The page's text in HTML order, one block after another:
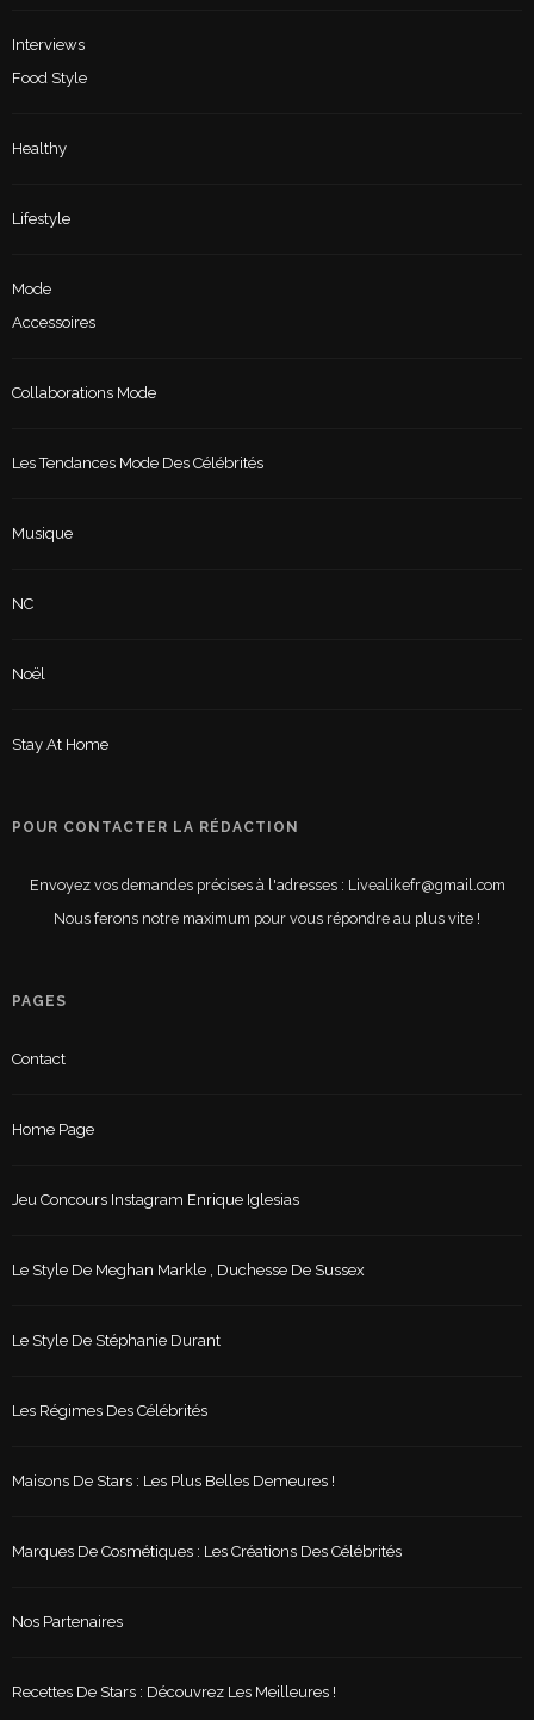
Interviews
Food Style
Healthy
Lifestyle
Mode
Accessoires
Collaborations Mode
Les Tendances Mode Des Célébrités
Musique
NC
Noël
Stay At Home
POUR CONTACTER LA RÉDACTION
Envoyez vos demandes précises à l'adresses : Livealikefr@gmail.com
Nous ferons notre maximum pour vous répondre au plus vite !
PAGES
Contact
Home Page
Jeu Concours Instagram Enrique Iglesias
Le Style De Meghan Markle , Duchesse De Sussex
Le Style De Stéphanie Durant
Les Régimes Des Célébrités
Maisons De Stars : Les Plus Belles Demeures !
Marques De Cosmétiques : Les Créations Des Célébrités
Nos Partenaires
Recettes De Stars : Découvrez Les Meilleures !